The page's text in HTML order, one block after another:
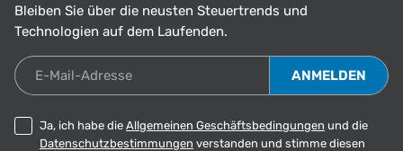
Bleiben Sie über die neusten Steuertrends und
Technologien auf dem Laufenden.
E-Mail-Adresse
Ja, ich habe die Allgemeinen Geschäftsbedingungen und die
Datenschutzbestimmungen verstanden und stimme diesen